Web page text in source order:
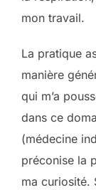
mon travail.
La pratique
manière
qui m’a
dans ce
(médecine
préconise la
ma curiosité.